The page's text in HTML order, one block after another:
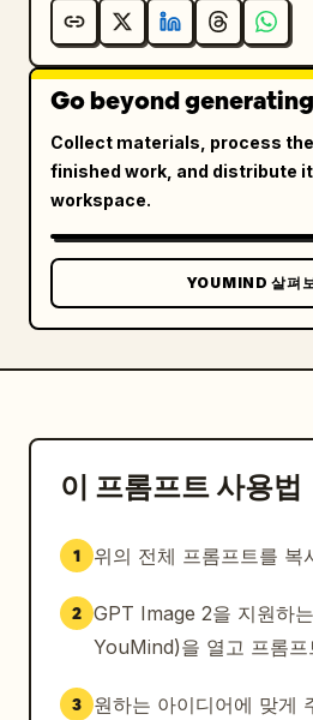
“HOLLYWOOD VIBES”.
7. 오른쪽 사이드바 두 번째 작
셔츠 위로 레이어드된 목걸이
“CURATED DETAILS”.
의 스켈레톤 다이얼 손목시계
“CURATED DETAILS”.
9. 오른쪽 사이드바 네 번째 작
노그램 “JC”가 있는 어두운 배
10. 오른쪽 사이드바 하단 매거
MAN”과 유사한 제호가 있는 미
버. 틸과 마젠타 스타일링을 한
시각적 스타일: 세련된 콜라주로
편집 사진, 드라마틱한 셀러브
럭셔리 남성복, 영화적 피사계
드 카펫 포인트, 프리미엄 시계
테인먼트 매거진 특집 기사처럼
눈에 띄게 사용하세요. 타이포그
Go beyond generating
Collect materials, process
finished work, and distribute
workspace.
YOUMIND 살펴
이 프롬프트 사용법
1 위의 전체 프롬프트를 복
2 GPT Image 2을 지원하
YouMind)을 열고 프롬프
3
원하는 아이디어에 맞게